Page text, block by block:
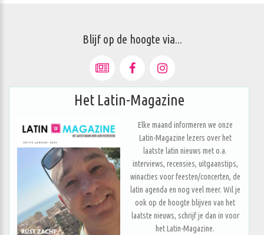
Blijf op de hoogte via...
Het Latin-Magazine
Elke maand informeren we onze
Latin-Magazine lezers over het
laatste latin nieuws met o.a.
interviews, recensies, uitgaanstips,
winacties voor feesten/concerten, de
latin agenda en nog veel meer. Wil je
ook op de hoogte blijven van het
laatste nieuws, schrijf je dan in voor
het Latin-Magazine.